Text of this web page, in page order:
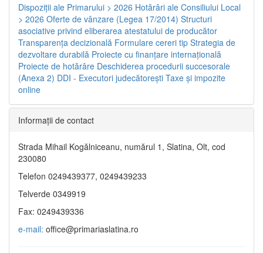
Dispoziţii ale Primarului > 2026 Hotărâri ale Consiliului Local
> 2026 Oferte de vânzare (Legea 17/2014) Structuri
asociative privind eliberarea atestatului de producător
Transparenţa decizională Formulare cereri tip Strategia de
dezvoltare durabilă Proiecte cu finanţare internaţională
Proiecte de hotărâre Deschiderea procedurii succesorale
(Anexa 2) DDI - Executori judecătorești Taxe şi impozite
online
Informaţii de contact
Strada Mihail Kogălniceanu, numărul 1, Slatina, Olt, cod
230080
Telefon 0249439377, 0249439233
Telverde 0349919
Fax: 0249439336
e-mail: office@primariaslatina.ro